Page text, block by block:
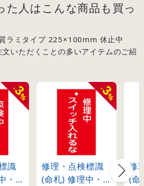
た人はこんな商品も買っ
ラミタイプ 225×100mm 休止中
いただくことの多いアイテムのご紹
-
3
%
識
・
-
3
%
修理・点検標識
(命札) 修理中・
修
(命